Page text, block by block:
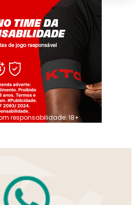
responsabilidade. 18+